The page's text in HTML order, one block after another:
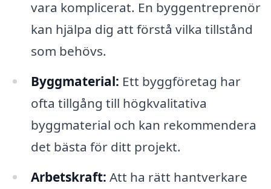
vara komplicerat. En byggentreprenör
kan hjälpa dig att förstå vilka tillstånd
som behövs.
Byggmaterial: Ett byggföretag har
ofta tillgång till högkvalitativa
byggmaterial och kan rekommendera
det bästa för ditt projekt.
Arbetskraft: Att ha rätt hantverkare